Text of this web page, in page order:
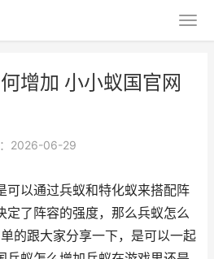
增加 小小蚁国官网
2026-06-29
可以通过兵蚁和特化蚁来搭配阵
定了阵容的强度，那么兵蚁怎么
的跟大家分享一下，是可以一起